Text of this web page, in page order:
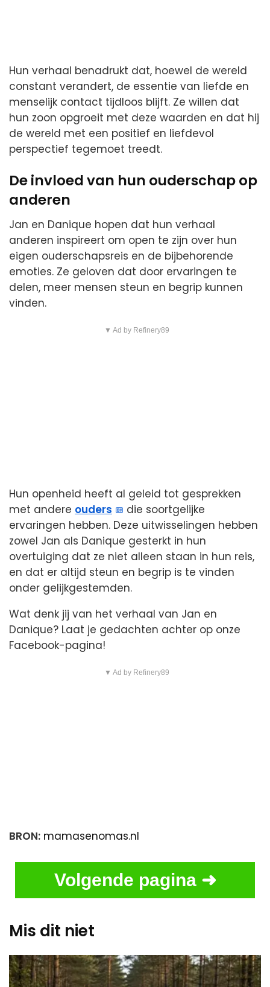
Hun verhaal benadrukt dat, hoewel de wereld
constant verandert, de essentie van liefde en
menselijk contact tijdloos blijft. Ze willen dat
hun zoon opgroeit met deze waarden en dat hij
de wereld met een positief en liefdevol
perspectief tegemoet treedt.
De invloed van hun ouderschap op
anderen
Jan en Danique hopen dat hun verhaal
anderen inspireert om open te zijn over hun
eigen ouderschapsreis en de bijbehorende
emoties. Ze geloven dat door ervaringen te
delen, meer mensen steun en begrip kunnen
vinden.
▼ Ad by Refinery89
Hun openheid heeft al geleid tot gesprekken
met andere ouders
die soortgelijke
ervaringen hebben. Deze uitwisselingen hebben
zowel Jan als Danique gesterkt in hun
overtuiging dat ze niet alleen staan in hun reis,
en dat er altijd steun en begrip is te vinden
onder gelijkgestemden.
Wat denk jij van het verhaal van Jan en
Danique? Laat je gedachten achter op onze
Facebook-pagina!
▼ Ad by Refinery89
BRON: mamasenomas.nl
Volgende pagina ➜
Mis dit niet